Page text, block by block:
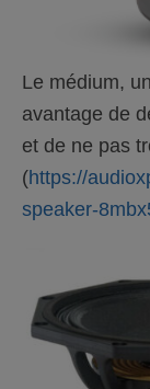
Le médium,
avantage de
et de ne pas
(https://
speaker-